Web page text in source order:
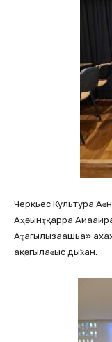
Черқьес Культура
Аҳәынҭқарра
Аҭагылызаашьа»
ақәгылаҩыс дыҟан.